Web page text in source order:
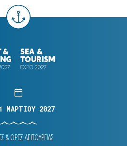
ΜΑΡΤΙΟΥ 2027
& ΩΡΕΣ ΛΕΙΤΟΥΡΓΙΑΣ